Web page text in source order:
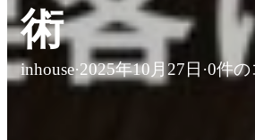
術
inhouse·2025年10月27日 ·0件の